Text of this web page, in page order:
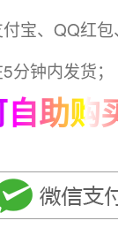
付宝、QQ红
分钟内发货；
助购